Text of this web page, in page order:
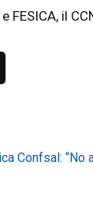
e FESICA, il